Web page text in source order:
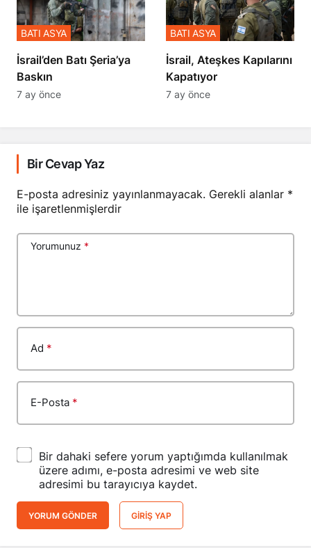
​​​​​​​İsrail’den Batı Şeria’ya
Baskın
BATI ASYA
7 ay önce
İsrail, Ateşkes Kapılarını
Kapatıyor
BATI ASYA
7 ay önce
Bir Cevap Yaz
E-posta adresiniz yayınlanmayacak. Gerekli alanlar *
ile işaretlenmişlerdir
Yorumunuz *
Ad *
E-Posta *
Bir dahaki sefere yorum yaptığımda kullanılmak
üzere adımı, e-posta adresimi ve web site
adresimi bu tarayıcıya kaydet.
YORUM GÖNDER GIRIŞ YAP